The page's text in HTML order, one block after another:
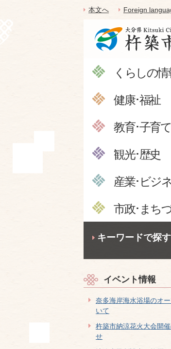
本文へ Foreign
くらしの情
健康･福祉
教育･子育て
観光･歴史
産業･ビジ
市政･まち
キーワードで探す
イベント情報
奈多海岸海水浴場のオ
いて
杵築市納涼花火大会開
せ